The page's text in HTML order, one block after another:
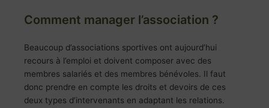
Comment manager l’association ?
Beaucoup d’associations sportives ont aujourd’hui
recours à l’emploi et doivent composer avec des
membres salariés et des membres bénévoles. Il faut
donc prendre en compte les droits et devoirs de ces
deux types d’intervenants en adaptant les relations.